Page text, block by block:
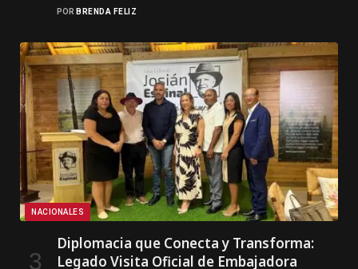
POR BRENDA FELIZ
NACIONALES
Diplomacia que Conecta y Transforma:
Legado Visita Oficial de Embajadora